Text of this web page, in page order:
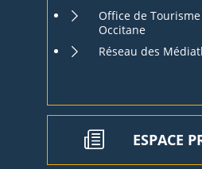
Office de Tourisme
Occitane
Réseau des
ESPACE